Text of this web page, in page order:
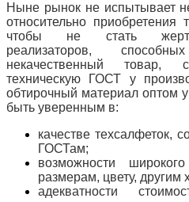
Ныне рынок не испытывает
относительно приобретения
чтобы не стать
реализаторов,
некачественный товар,
техническую ГОСТ у
обтирочный материал
быть уверенным в:
качестве техсалфеток,
ГОСТам;
возможности
размерам, цвету, другим
адекватности